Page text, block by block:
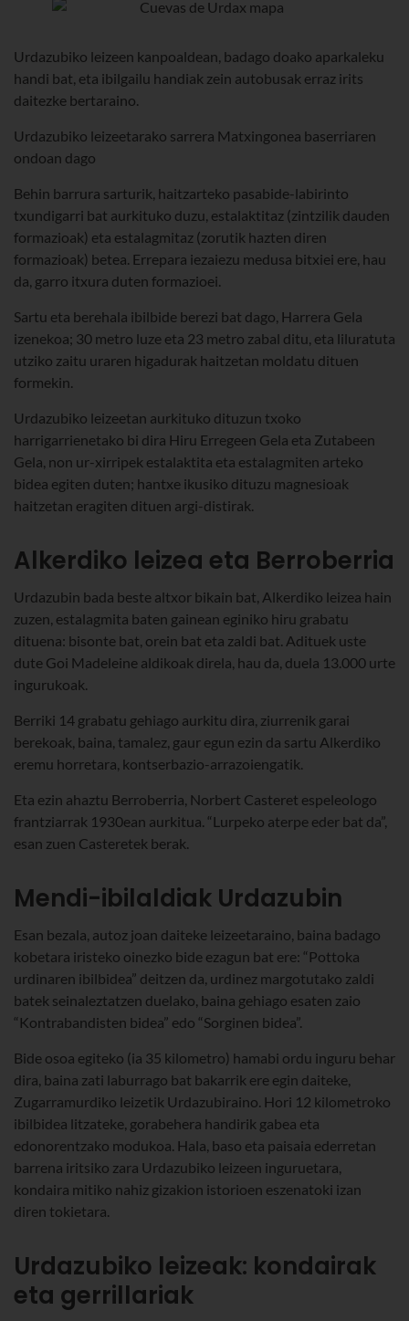
Urdazubiko leizeen kanpoaldean, badago doako aparkaleku
handi bat, eta ibilgailu handiak zein autobusak erraz irits
daitezke bertaraino.
Urdazubiko leizeetarako sarrera Matxingonea baserriaren
ondoan dago
Behin barrura sarturik, haitzarteko pasabide-labirinto
txundigarri bat aurkituko duzu, estalaktitaz (zintzilik dauden
formazioak) eta estalagmitaz (zorutik hazten diren
formazioak) betea. Errepara iezaiezu medusa bitxiei ere, hau
da, garro itxura duten formazioei.
Sartu eta berehala ibilbide berezi bat dago, Harrera Gela
izenekoa; 30 metro luze eta 23 metro zabal ditu, eta liluratuta
utziko zaitu uraren higadurak haitzetan moldatu dituen
formekin.
Urdazubiko leizeetan aurkituko dituzun txoko
harrigarrienetako bi dira Hiru Erregeen Gela eta Zutabeen
Gela, non ur-xirripek estalaktita eta estalagmiten arteko
bidea egiten duten; hantxe ikusiko dituzu magnesioak
haitzetan eragiten dituen argi-distirak.
Alkerdiko leizea eta Berroberria
Urdazubin bada beste altxor bikain bat, Alkerdiko leizea hain
zuzen, estalagmita baten gainean eginiko hiru grabatu
dituena: bisonte bat, orein bat eta zaldi bat. Adituek uste
dute Goi Madeleine aldikoak direla, hau da, duela 13.000 urte
ingurukoak.
Berriki 14 grabatu gehiago aurkitu dira, ziurrenik garai
berekoak, baina, tamalez, gaur egun ezin da sartu Alkerdiko
eremu horretara, kontserbazio-arrazoiengatik.
Eta ezin ahaztu Berroberria, Norbert Casteret espeleologo
frantziarrak 1930ean aurkitua. “Lurpeko aterpe eder bat da”,
esan zuen Casteretek berak.
Mendi-ibilaldiak Urdazubin
Esan bezala, autoz joan daiteke leizeetaraino, baina badago
kobetara iristeko oinezko bide ezagun bat ere: “Pottoka
urdinaren ibilbidea” deitzen da, urdinez margotutako zaldi
batek seinaleztatzen duelako, baina gehiago esaten zaio
“Kontrabandisten bidea” edo “Sorginen bidea”.
Bide osoa egiteko (ia 35 kilometro) hamabi ordu inguru behar
dira, baina zati laburrago bat bakarrik ere egin daiteke,
Zugarramurdiko leizetik Urdazubiraino. Hori 12 kilometroko
ibilbidea litzateke, gorabehera handirik gabea eta
edonorentzako modukoa. Hala, baso eta paisaia ederretan
barrena iritsiko zara Urdazubiko leizeen inguruetara,
kondaira mitiko nahiz gizakion istorioen eszenatoki izan
diren tokietara.
Urdazubiko leizeak: kondairak
eta gerrillariak